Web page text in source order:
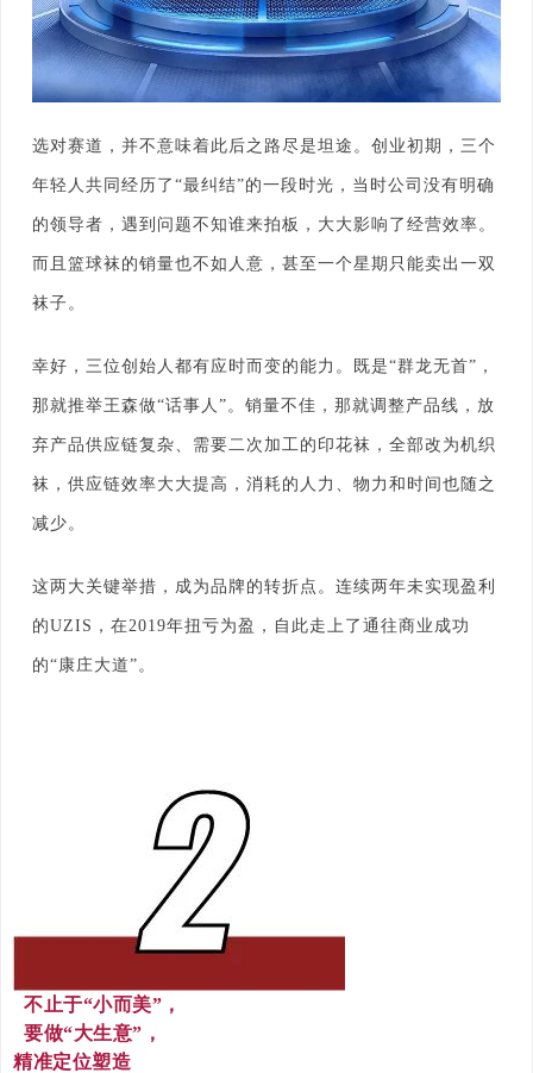
选对赛道，并不意味着此后之路尽是坦途。创业初期，三个
年轻人共同经历了“最纠结”的一段时光，当时公司没有明确
的领导者，遇到问题不知谁来拍板，大大影响了经营效率。
而且篮球袜的销量也不如人意，甚至一个星期只能卖出一双
袜子。
幸好，三位创始人都有应时而变的能力。既是“群龙无首”，
那就推举王森做“话事人”。销量不佳，那就调整产品线，放
弃产品供应链复杂、需要二次加工的印花袜，全部改为机织
袜，供应链效率大大提高，消耗的人力、物力和时间也随之
减少。
这两大关键举措，成为品牌的转折点。连续两年未实现盈利
的UZIS，在2019年扭亏为盈，自此走上了通往商业成功
的“康庄大道”。
不止于“小而美”，
要做“大生意”，
精准定位塑造